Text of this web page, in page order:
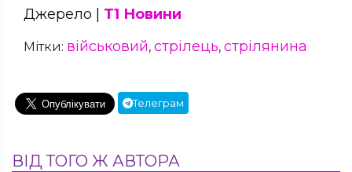
Джерело | Т1 Новини
Мітки: військовий, стрілець, стрілянина
Телеграм
ВІД ТОГО Ж АВТОРА